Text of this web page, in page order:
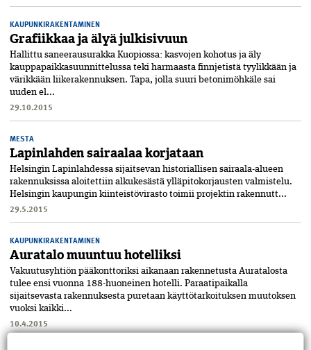
KAUPUNKIRAKENTAMINEN
Grafiikkaa ja älyä julkisivuun
Hallittu saneerausurakka Kuopiossa: kasvojen kohotus ja äly
kauppapaikkasuunnittelussa teki harmaasta finnjetistä tyylikkään ja
värikkään liikerakennuksen. Tapa, jolla suuri betonimöhkäle sai
uuden el...
29.10.2015
MESTA
Lapinlahden sairaalaa korjataan
Helsingin Lapinlahdessa sijaitsevan historiallisen sairaala-alueen
rakennuksissa aloitettiin alkukesästä ylläpitokorjausten valmistelu.
Helsingin kaupungin kiinteistövirasto toimii projektin rakennutt...
29.5.2015
KAUPUNKIRAKENTAMINEN
Auratalo muuntuu hotelliksi
Vakuutusyhtiön pääkonttoriksi aikanaan rakennetusta Auratalosta
tulee ensi vuonna 188-huoneinen hotelli. Paraatipaikalla
sijaitsevasta rakennuksesta puretaan käyttötarkoituksen muutoksen
vuoksi kaikki...
10.4.2015